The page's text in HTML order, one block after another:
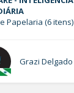
Papelaria (6 itens)
Grazi Delgado